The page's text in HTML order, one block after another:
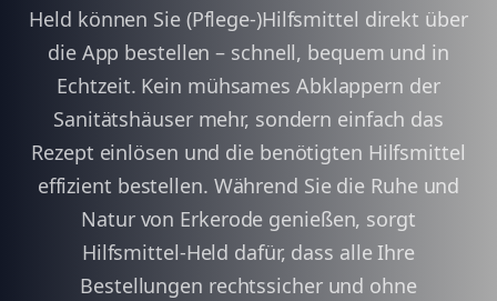
Held können Sie (Pflege-)Hilfsmittel direkt über
die App bestellen – schnell, bequem und in
Echtzeit. Kein mühsames Abklappern der
Sanitätshäuser mehr, sondern einfach das
Rezept einlösen und die benötigten Hilfsmittel
effizient bestellen. Während Sie die Ruhe und
Natur von Erkerode genießen, sorgt
Hilfsmittel-Held dafür, dass alle Ihre
Bestellungen rechtssicher und ohne